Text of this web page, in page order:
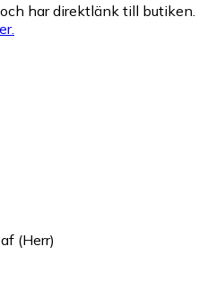
har direktlänk till butiken.
(Herr)